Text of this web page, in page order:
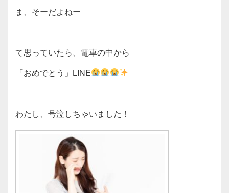
ま、そーだよねー
て思っていたら、電車の中から
「おめでとう」LINE
わたし、号泣しちゃいました！